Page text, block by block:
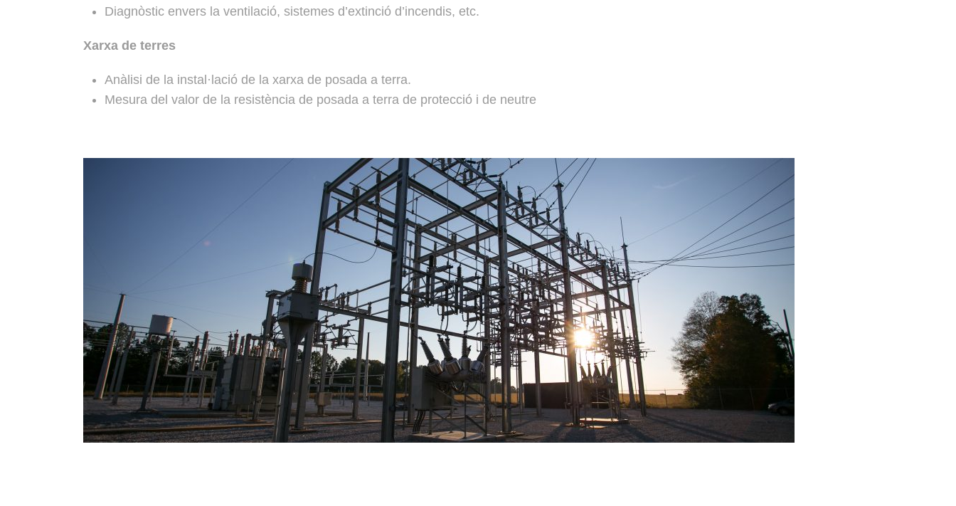
Diagnòstic envers la ventilació, sistemes d’extinció d’incendis, etc.
Xarxa de terres
Anàlisi de la instal·lació de la xarxa de posada a terra.
Mesura del valor de la resistència de posada a terra de protecció i de neutre